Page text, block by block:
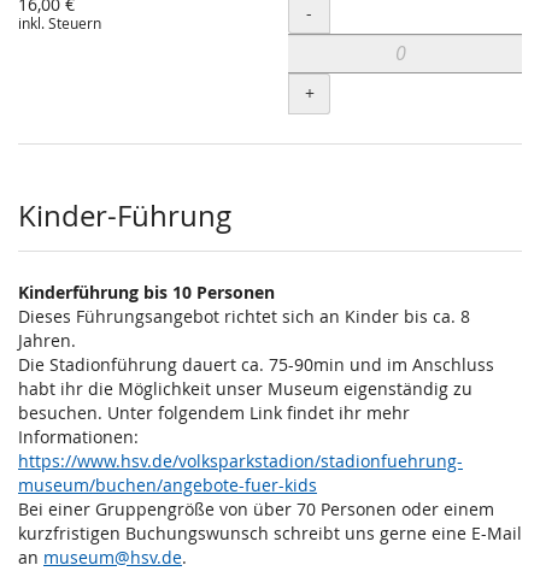
inkl. Steuern Menge
-
+
Kinder-Führung
Kinderführung bis 10 Personen
Dieses Führungsangebot richtet sich an Kinder bis ca. 8
Jahren.
Die Stadionführung dauert ca. 75-90min und im Anschluss
habt ihr die Möglichkeit unser Museum eigenständig zu
besuchen. Unter folgendem Link findet ihr mehr
Informationen:
https://www.hsv.de/volksparkstadion/stadionfuehrung-
museum/buchen/angebote-fuer-kids
Bei einer Gruppengröße von über 70 Personen oder einem
kurzfristigen Buchungswunsch schreibt uns gerne eine E-Mail
an museum@hsv.de.